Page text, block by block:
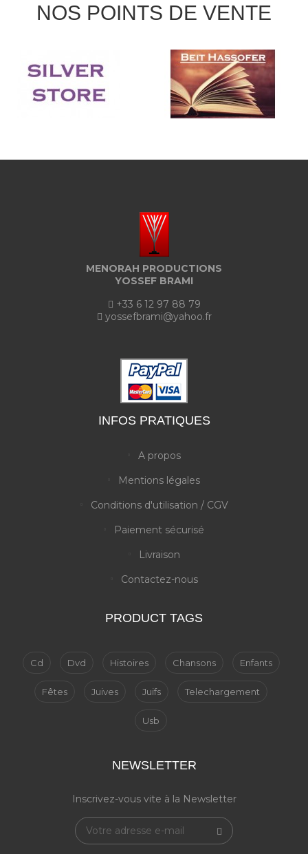
NOS POINTS DE VENTE
MENORAH PRODUCTIONS
YOSSEF BRAMI
+33 6 12 97 88 79
yossefbrami@yahoo.fr
INFOS PRATIQUES
A propos
Mentions légales
Conditions d'utilisation / CGV
Paiement sécurisé
Livraison
Contactez-nous
PRODUCT TAGS
Cd Dvd Histoires Chansons Enfants
Fêtes Juives Juifs Telechargement
Usb
NEWSLETTER
Inscrivez-vous vite à la Newsletter